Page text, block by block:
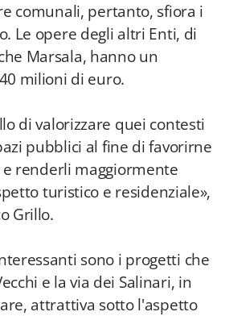
comunali, pertanto, sfiora i
Le opere degli altri Enti, di
Marsala, hanno un
milioni di euro.
di valorizzare quei contesti
pubblici al fine di favorirne
renderli maggiormente
turistico e residenziale»,
Grillo.
sono i progetti che
e la via dei Salinari, in
attrattiva sotto l'aspetto